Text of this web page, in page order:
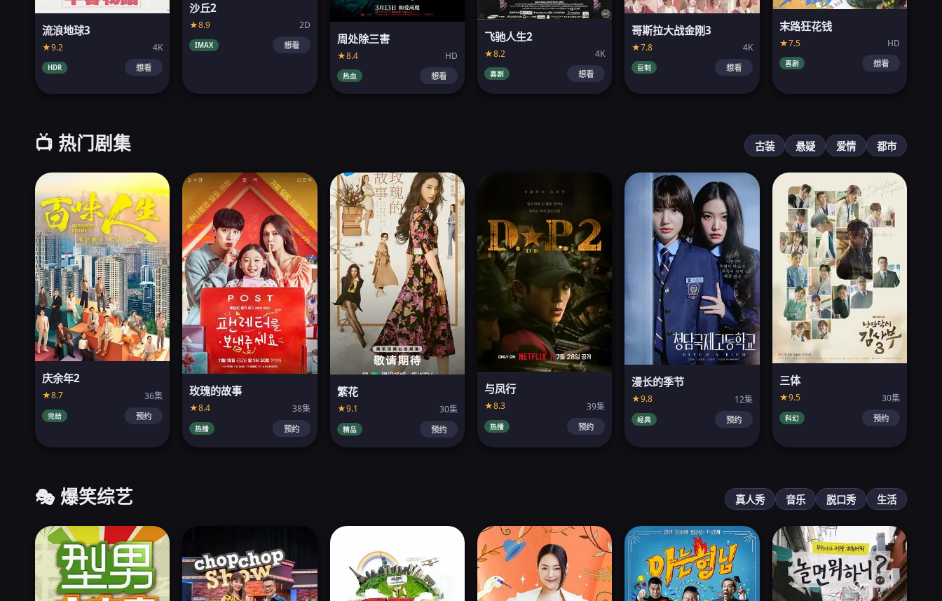
流浪地球3
★9.2 4K
HDR 想看
沙丘2
★8.9 2D
IMAX 想看 周处除三害
★8.4 HD
热血 想看
飞驰人生2
★8.2 4K
喜剧 想看
哥斯拉大战金刚3
★7.8 4K
巨制 想看
末路狂花钱
★7.5 HD
喜剧 想看
📺 热门剧集 古装 悬疑 爱情 都市
庆余年2
★8.7 36集
完结 预约
玫瑰的故事
★8.4 38集
热播 预约
繁花
★9.1 30集
精品 预约
与凤行
★8.3 39集
热播 预约
漫长的季节
★9.8 12集
经典 预约
三体
★9.5 30集
科幻 预约
🎭 爆笑综艺 真人秀 音乐 脱口秀 生活